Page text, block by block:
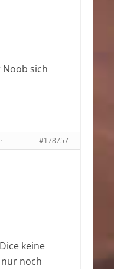
Noob sich
#178757
keine
noch